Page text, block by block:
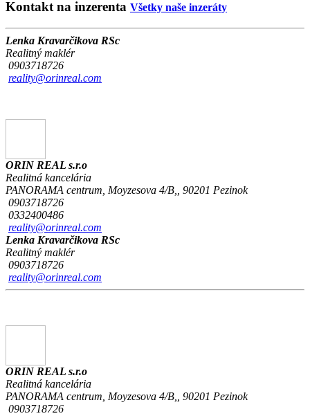
Kontakt na inzerenta Všetky naše inzeráty
Lenka Kravarčikova RSc
Realitný maklér
0903718726
reality@orinreal.com
ORIN REAL s.r.o
Realitná kancelária
PANORAMA centrum, Moyzesova 4/B,, 90201 Pezinok
0903718726
0332400486
reality@orinreal.com
Lenka Kravarčikova RSc
Realitný maklér
0903718726
reality@orinreal.com
ORIN REAL s.r.o
Realitná kancelária
PANORAMA centrum, Moyzesova 4/B,, 90201 Pezinok
0903718726